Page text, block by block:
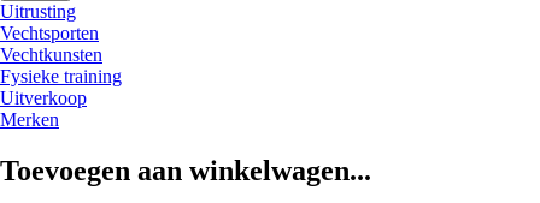
Uitrusting
Vechtsporten
Vechtkunsten
Fysieke training
Uitverkoop
Merken
Toevoegen aan winkelwagen...